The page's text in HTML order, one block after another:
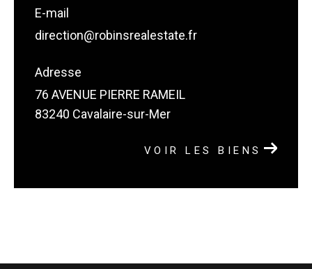
E-mail
direction@robinsrealestate.fr
Adresse
76 AVENUE PIERRE RAMEIL
83240 Cavalaire-sur-Mer
VOIR LES BIENS